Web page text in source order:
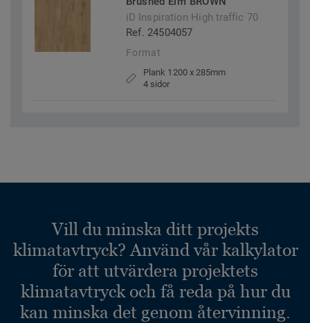
iD Inspiration High traffic 70
Ref. 24504057
Format
Plank 1200 x 285mm
4 sidor
Vill du minska ditt projekts
klimatavtryck? Använd vår kalkylator
för att utvärdera projektets
klimatavtryck och få reda på hur du
kan minska det genom återvinning.